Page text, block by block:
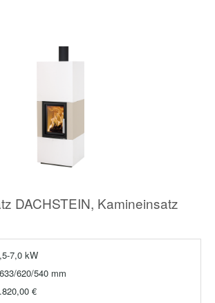
DACHSTEIN, Kamineinsatz
7,0 kW
620/540 mm
€